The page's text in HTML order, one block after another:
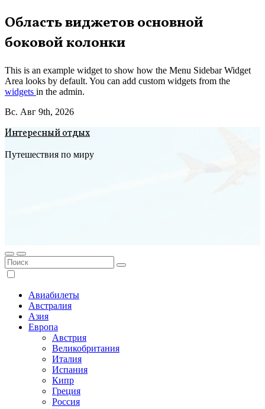
Перейти
к
содержимому
Область виджетов основной
боковой колонки
This is an example widget to show how the Menu Sidebar Widget
Area looks by default. You can add custom widgets from the
widgets in the admin.
Вс. Авг 9th, 2026
Интересный отдых
Путешествия по миру
Авиабилеты
Австралия
Азия
Европа
Австрия
Великобритания
Италия
Испания
Кипр
Греция
Россия